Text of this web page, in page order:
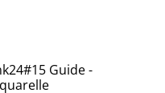
Guide -